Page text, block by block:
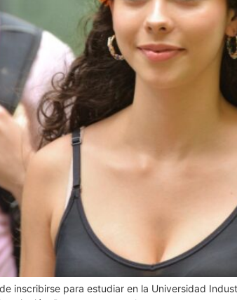
inscribirse para estudiar en la Universidad